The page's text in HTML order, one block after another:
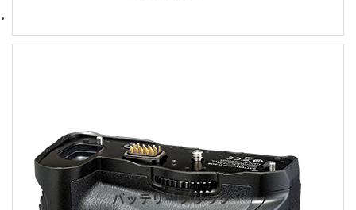
バッテリーグリップ